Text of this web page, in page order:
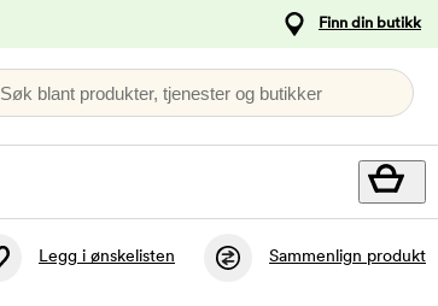
Finn din butikk
Søk blant produkter, tjenester og butikker
Legg i ønskelisten Sammenlign produkt